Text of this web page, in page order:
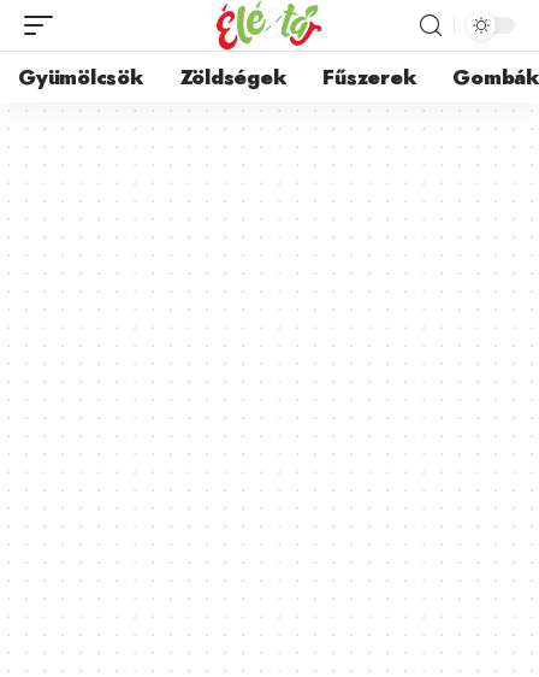
Gyümölcsök Zöldségek Fűszerek Gombák